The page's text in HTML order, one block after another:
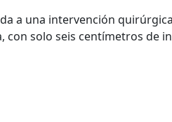
a una intervención
con solo seis centímetros de